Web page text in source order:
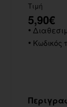
Τιμή
5,90€
Κωδικός